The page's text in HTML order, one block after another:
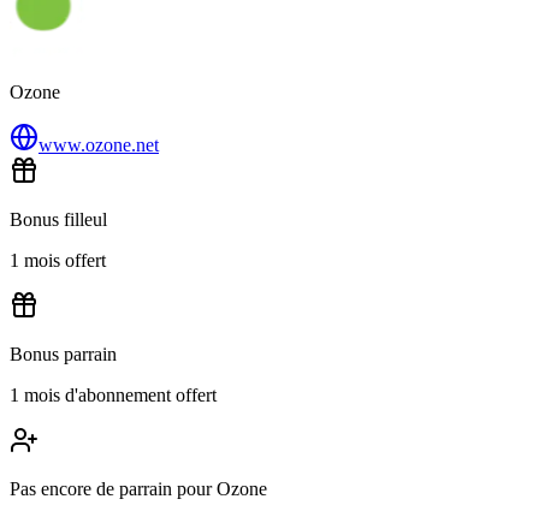
Ozone
www.ozone.net
Bonus filleul
1 mois offert
Bonus parrain
1 mois d'abonnement offert
Pas encore de parrain pour Ozone